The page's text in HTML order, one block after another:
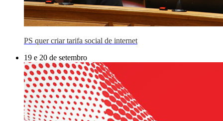
PS quer criar tarifa social de internet
19 e 20 de setembro